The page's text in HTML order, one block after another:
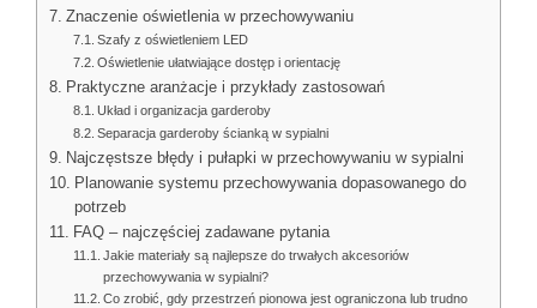
Znaczenie oświetlenia w przechowywaniu
Szafy z oświetleniem LED
Oświetlenie ułatwiające dostęp i orientację
Praktyczne aranżacje i przykłady zastosowań
Układ i organizacja garderoby
Separacja garderoby ścianką w sypialni
Najczęstsze błędy i pułapki w przechowywaniu w sypialni
Planowanie systemu przechowywania dopasowanego do
potrzeb
FAQ – najczęściej zadawane pytania
Jakie materiały są najlepsze do trwałych akcesoriów
przechowywania w sypialni?
Co zrobić, gdy przestrzeń pionowa jest ograniczona lub trudno